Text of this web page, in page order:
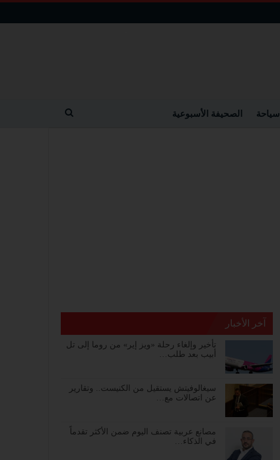
سياحة الصحيفة الأسبوعية
آخر الأخبار
تأخير وإلغاء رحلة «ويز إير» من روما إلى تل
أبيب بعد طلب…
سيغالوفيتش يستقيل من الكنيست.. وتقارير
عن اتصالات مع…
مصانع عربية تصنف اليوم ضمن الأكثر تقدماً
في الذكاء…